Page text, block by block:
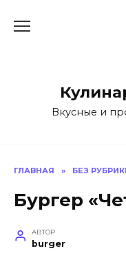
Вкусные и
ГЛАВНАЯ » БЕЗ
Бургер
АВТОР
burger